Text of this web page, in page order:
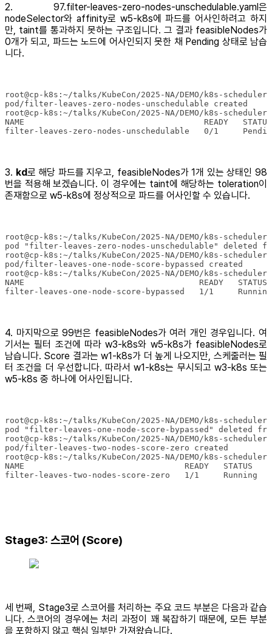
2. 97.filter-leaves-zero-nodes-unschedulable.yaml은
nodeSelector와 affinity로 w5-k8s에 파드를 어사인하려고 하지
만, taint를 통과하지 못하는 구조입니다. 그 결과 feasibleNodes가
0개가 되고, 파드는 노드에 어사인되지 못한 채 Pending 상태로 남습
니다.
3. kd로 해당 파드를 지우고, feasibleNodes가 1개 있는 상태인 98
번을 적용해 보겠습니다. 이 경우에는 taint에 해당하는 toleration이
존재함으로 w5-k8s에 정상적으로 파드를 어사인할 수 있습니다.
filter-leaves-one-node-score-bypassed   1/1
4. 마지막으로 99번은 feasibleNodes가 여러 개인 경우입니다. 여
기서는 필터 조건에 따라 w3-k8s와 w5-k8s가 feasibleNodes로
남습니다. Score 결과는 w1-k8s가 더 높게 나오지만, 스케줄러는 필
터 조건을 더 우선합니다. 따라서 w1-k8s는 무시되고 w3-k8s 또는
w5-k8s 중 하나에 어사인됩니다.
filter-leaves-two-nodes-score-zero   1/1
Stage3: 스코어 (Score)
세 번째, Stage3로 스코어를 처리하는 주요 코드 부분은 다음과 같습
니다. 스코어의 경우에는 처리 과정이 꽤 복잡하기 때문에, 모든 부분
을 포함하지 않고 핵심 일부만 가져왔습니다.